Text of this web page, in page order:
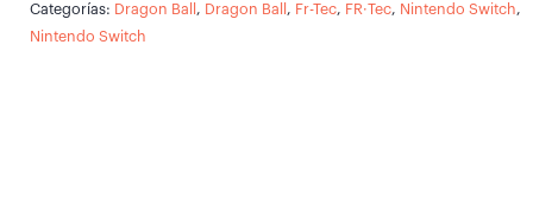
Categorías: Dragon Ball , Dragon Ball , Fr-Tec, FR·Tec, Nintendo Switch,
Nintendo Switch